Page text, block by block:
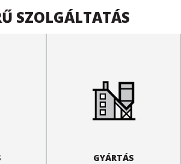
SZOLGÁLTATÁS
GYÁRTÁS